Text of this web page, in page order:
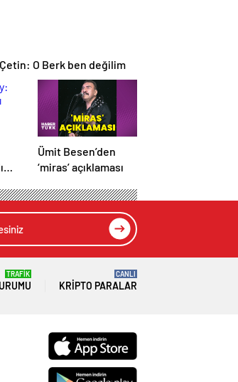
O Berk ben değilim
Ümit Besen’den
‘miras’ açıklaması
TRAFİK
KRIPTO PARALAR
CANLI